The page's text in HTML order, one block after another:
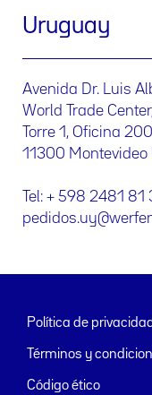
Uruguay
Avenida Dr. Luis
World Trade
Torre 1, Oficina
11300
Tel: + 598 2481 81
Política de privacidad
Términos y
Código ético